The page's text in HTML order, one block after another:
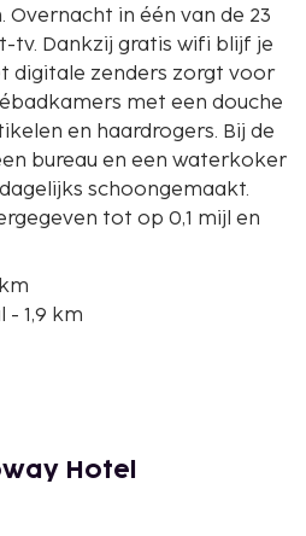
Overnacht in één van de 23
tv. Dankzij gratis wifi blijf je
digitale zenders zorgt voor
met een douche
en haardrogers. Bij de
bureau en een waterkoker
schoongemaakt.
tot op 0,1 mijl en
- 1,9 km
- 9,1 kmHotel